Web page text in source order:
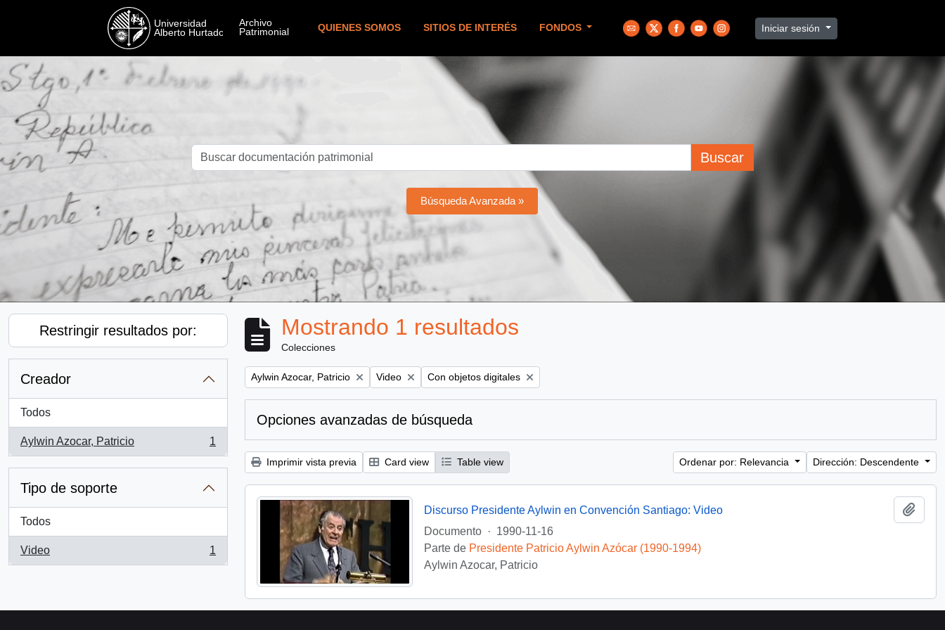
QUIENES SOMOS SITIOS DE INTERÉS FONDOS Iniciar sesión
Buscar
Búsqueda Avanzada »
Restringir resultados por:
Creador
Todos
Aylwin Azocar, Patricio
, 1 resultados
1
Tipo de soporte
Todos
Video
, 1 resultados
1
Mostrando 1 resultados
Colecciones
Remove filter:
Aylwin Azocar, Patricio Remove filter:
Video Remove filter:
Con objetos digitales
Opciones avanzadas de búsqueda
Imprimir vista previa Card view Table view Ordenar por: Relevancia Dirección: Descendente
Discurso Presidente Aylwin en Convención Santiago: Video
Documento
· 1990-11-16
Parte de Presidente Patricio Aylwin Azócar (1990-1994)
Aylwin Azocar, Patricio